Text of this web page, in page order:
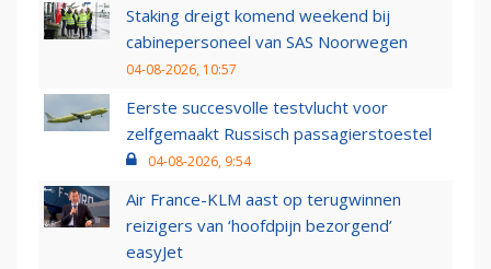
Staking dreigt komend weekend bij
cabinepersoneel van SAS Noorwegen
04-08-2026, 10:57
Eerste succesvolle testvlucht voor
zelfgemaakt Russisch passagierstoestel
04-08-2026, 9:54
Air France-KLM aast op terugwinnen
reizigers van ‘hoofdpijn bezorgend’
easyJet